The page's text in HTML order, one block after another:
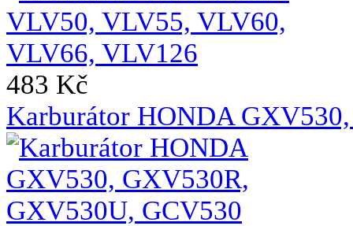
483 Kč
Karburátor HONDA